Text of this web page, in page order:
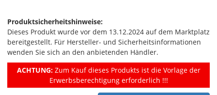
Produktsicherheitshinweise:
Dieses Produkt wurde vor dem 13.12.2024 auf dem Marktplatz
bereitgestellt. Für Hersteller- und Sicherheitsinformationen
wenden Sie sich an den anbietenden Händler.
ACHTUNG:Zum Kauf dieses Produkts ist die Vorlage der
Erwerbsberechtigung erforderlich !!!